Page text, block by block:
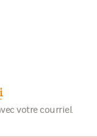
.
votre courriel.